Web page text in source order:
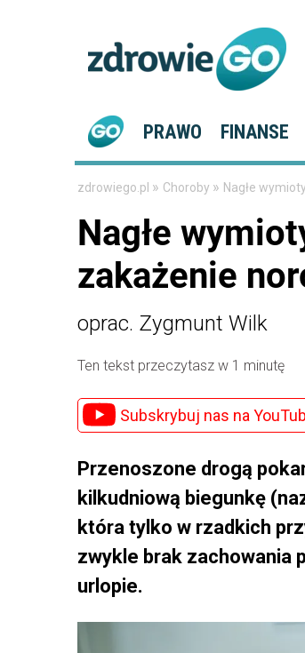
PRAWO FINANSE
zdrowiego.pl » Choroby » Nagłe
Nagłe
zakażenie
oprac. Zygmunt Wilk
Ten tekst przeczytasz w 1 minutę
Subskrybuj nas na
Przenoszone drogą
kilkudniową biegunkę
która tylko w rzadkich
zwykle brak zachowania
urlopie.